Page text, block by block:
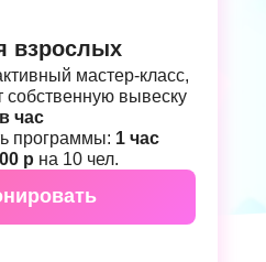
взрослых
мастер-класс,
собственную вывеску
час
программы: 1 час
р на 10 чел.